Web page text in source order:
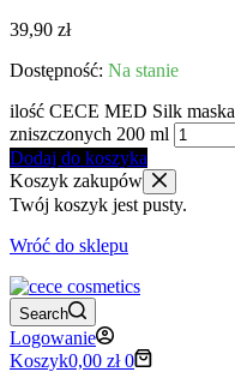
39,90 zł
Na stanie
ilość CECE MED Silk
zniszczonych 200 ml
Dodaj do koszyka
Koszyk zakupów
Twój koszyk jest pusty.
Wróć do sklepu
Search
Logowanie
Koszyk0,00 zł 0